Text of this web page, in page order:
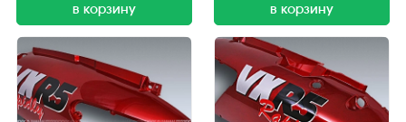
в корзину в корзину